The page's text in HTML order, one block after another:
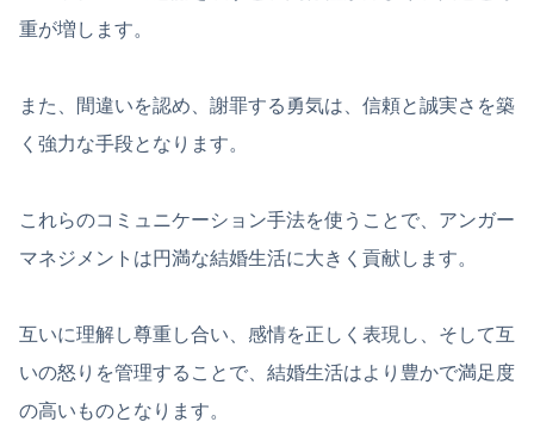
重が増します。
また、間違いを認め、謝罪する勇気は、信頼と誠実さを築
く強力な手段となります。
これらのコミュニケーション手法を使うことで、アンガー
マネジメントは円満な結婚生活に大きく貢献します。
互いに理解し尊重し合い、感情を正しく表現し、そして互
いの怒りを管理することで、結婚生活はより豊かで満足度
の高いものとなります。